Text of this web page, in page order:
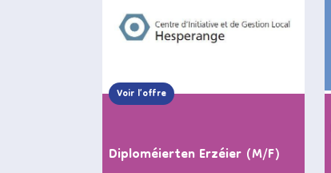
Voir l’offre
Diploméierten Erzéier (M/F)